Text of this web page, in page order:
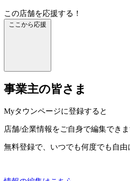
この店舗を応援する！
ここから応援
事業主の皆さま
Myタウンページに登録すると
店舗/企業情報をご自身で編集でき
無料登録で、いつでも何度でも自由